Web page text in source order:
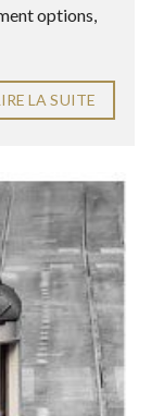
options,
LA SUITE